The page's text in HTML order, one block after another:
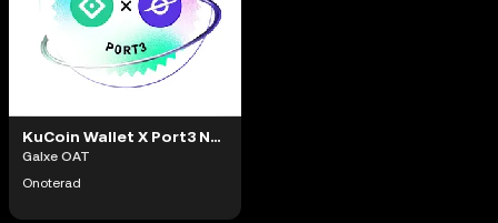
KuCoin Wallet X Port3 NFT Giveaway #448780
Galxe OAT
Onoterad